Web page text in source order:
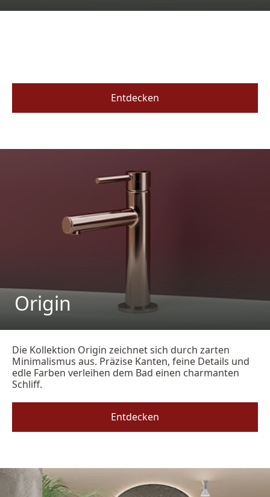
Entdecken
Origin
Die Kollektion Origin zeichnet sich durch zarten
Minimalismus aus. Präzise Kanten, feine Details und
edle Farben verleihen dem Bad einen charmanten
Schliff.
Entdecken